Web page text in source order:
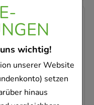
wichtig!
unserer Website
setzen
hinaus
Filmtabletten